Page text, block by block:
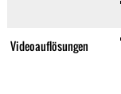
Videoauflösungen